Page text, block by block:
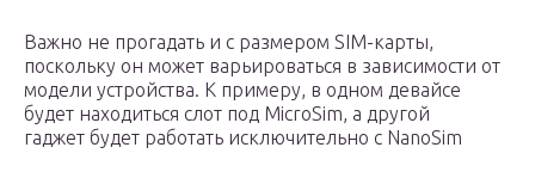
Важно не прогадать и с размером SIM-карты,
поскольку он может варьироваться в зависимости от
модели устройства. К примеру, в одном девайсе
будет находиться слот под MicroSim, а другой
гаджет будет работать исключительно с NanoSim